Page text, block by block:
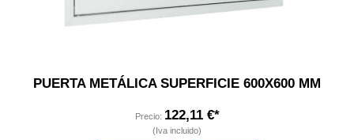
PUERTA METÁLICA SUPERFICIE 600X600 MM
Precio: 122,11 €*
(Iva incluido)